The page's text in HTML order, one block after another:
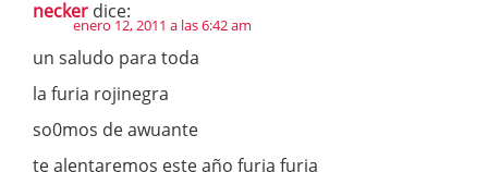
necker dice:
enero 12, 2011 a las 6:42 am
un saludo para toda
la furia rojinegra
so0mos de awuante
te alentaremos este año furia furia